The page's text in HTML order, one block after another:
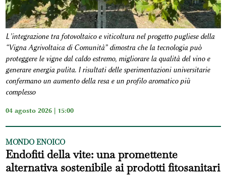
L’integrazione tra fotovoltaico e viticoltura nel progetto pugliese della
“Vigna Agrivoltaica di Comunità” dimostra che la tecnologia può
proteggere le vigne dal caldo estremo, migliorare la qualità del vino e
generare energia pulita. I risultati delle sperimentazioni universitarie
confermano un aumento della resa e un profilo aromatico più
complesso
04 agosto 2026 | 15:00
MONDO ENOICO
Endofiti della vite: una promettente
alternativa sostenibile ai prodotti fitosanitari